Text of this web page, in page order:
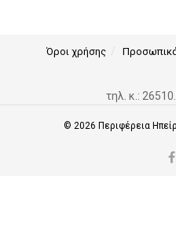
Όροι χρήσης
τηλ. κ.:
© 2026 Περιφέρεια